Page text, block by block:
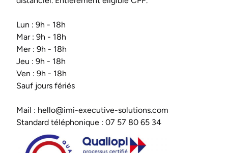
Lun : 9h - 18h
Mar : 9h - 18h
Mer : 9h - 18h
Jeu : 9h - 18h
Ven : 9h - 18h
Sauf jours fériés
Mail : hello@imi-executive-solutions.com
Standard téléphonique : 07 57 80 65 34